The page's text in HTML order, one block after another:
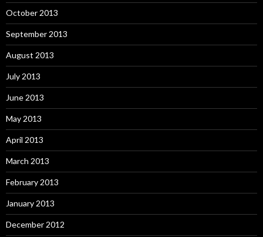
October 2013
September 2013
August 2013
July 2013
June 2013
May 2013
April 2013
March 2013
February 2013
January 2013
December 2012